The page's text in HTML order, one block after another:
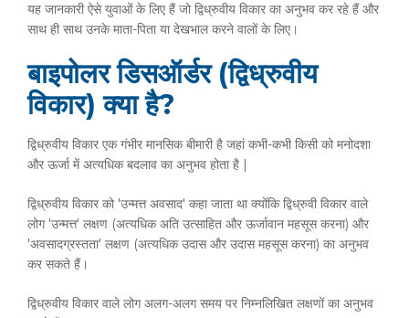
यह जानकारी ऐसे युवाओं के लिए हैं जो द्विध्रुवीय विकार का अनुभव कर रहे हैं और
साथ ही साथ उनके माता-पिता या देखभाल करने वालों के लिए।
बाइपोलर डिसऑर्डर (द्विध्रुवीय
विकार) क्या है?
द्विध्रुवीय विकार एक गंभीर मानसिक बीमारी है जहां कभी-कभी किसी को मनोदशा
और ऊर्जा में अत्यधिक बदलाव का अनुभव होता है |
द्विध्रुवीय विकार को 'उन्मत्त अवसाद' कहा जाता था क्योंकि द्विध्रुवी विकार वाले
लोग 'उन्मत्त' लक्षण (अत्यधिक अति उत्साहित और ऊर्जावान महसूस करना) और
'अवसादग्रस्तता' लक्षण (अत्यधिक उदास और उदास महसूस करना) का अनुभव
कर सकते हैं।
द्विध्रुवीय विकार वाले लोग अलग-अलग समय पर निम्नलिखित लक्षणों का अनुभव